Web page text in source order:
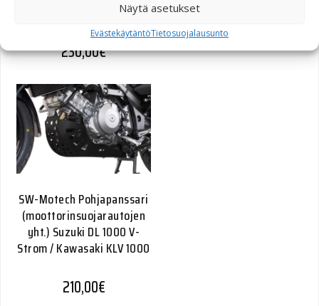
Näytä asetukset
EvästekäytäntöTietosuojalausunto
230,00€
SW-Motech Pohjapanssari
(moottorinsuojarautojen
yht.) Suzuki DL 1000 V-
Strom / Kawasaki KLV 1000
210,00€